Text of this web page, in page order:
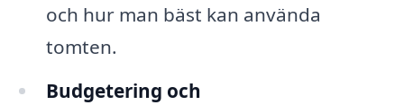
och hur man bäst kan använda
tomten.
Budgetering och